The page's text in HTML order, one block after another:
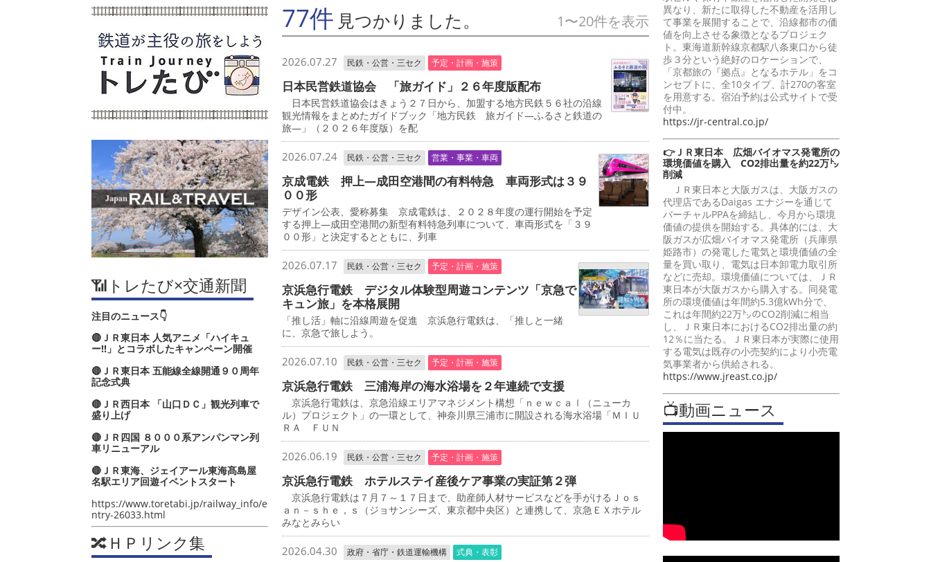
📶トレたび×交通新聞
注目のニュース👇
🔴ＪＲ東日本 人気アニメ「ハイキュ
ー‼」とコラボしたキャンペーン開催
🔴ＪＲ東日本 五能線全線開通９０周年
記念式典
🔴ＪＲ西日本 「山口ＤＣ」観光列車で
盛り上げ
🔴ＪＲ四国 ８０００系アンパンマン列
車リニューアル
🔴ＪＲ東海、ジェイアール東海髙島屋
名駅エリア回遊イベントスタート
https://www.toretabi.jp/railway_info/e
ntry-26033.html
🔀ＨＰリンク集
77件 見つかりました。 1〜20件を表示
2026.07.27 民鉄・公営・三セク 予定・計画・施策
日本民営鉄道協会 「旅ガイド」２６年度版配布
日本民営鉄道協会はきょう２７日から、加盟する地方民鉄５６社の沿線
観光情報をまとめたガイドブック「地方民鉄 旅ガイド―ふるさと鉄道の
旅―」（２０２６年度版）を配
2026.07.24 民鉄・公営・三セク 営業・事業・車両
京成電鉄 押上―成田空港間の有料特急 車両形式は３９
００形
デザイン公表、愛称募集 京成電鉄は、２０２８年度の運行開始を予定
する押上―成田空港間の新型有料特急列車について、車両形式を「３９
００形」と決定するとともに、列車
2026.07.17 民鉄・公営・三セク 予定・計画・施策
京浜急行電鉄 デジタル体験型周遊コンテンツ「京急で
キュン旅」を本格展開
「推し活」軸に沿線周遊を促進 京浜急行電鉄は、「推しと一緒
に、京急で旅しよう。
2026.07.10 民鉄・公営・三セク 予定・計画・施策
京浜急行電鉄 三浦海岸の海水浴場を２年連続で支援
京浜急行電鉄は、京急沿線エリアマネジメント構想「ｎｅｗｃａｌ（ニューカ
ル）プロジェクト」の一環として、神奈川県三浦市に開設される海水浴場「ＭＩＵ
ＲＡ ＦＵＮ
2026.06.19 民鉄・公営・三セク 予定・計画・施策
京浜急行電鉄 ホテルステイ産後ケア事業の実証第２弾
京浜急行電鉄は７月７～１７日まで、助産師人材サービスなどを手がけるＪｏｓ
ａｎ－ｓｈｅ，ｓ（ジョサンシーズ、東京都中央区）と連携して、京急ＥＸホテル
みなとみらい
2026.04.30 政府・省庁・鉄道運輸機構 式典・表彰
異なり、新たに取得した不動産を活用し
て事業を展開することで、沿線都市の価
値を向上させる象徴となるプロジェク
ト。東海道新幹線京都駅八条東口から徒
歩３分という絶好のロケーションで、
「京都旅の『拠点』となるホテル」をコ
ンセプトに、全10タイプ、計270の客室
を用意する。宿泊予約は公式サイトで受
付中。
https://jr-central.co.jp/
👉ＪＲ東日本 広畑バイオマス発電所の
環境価値を購入 CO2排出量を約22万㌧
削減
ＪＲ東日本と大阪ガスは、大阪ガスの
代理店であるDaigas エナジーを通じて
バーチャルPPAを締結し、今月から環境
価値の提供を開始する。具体的には、大
阪ガスが広畑バイオマス発電所（兵庫県
姫路市）の発電した電気と環境価値の全
量を買い取り、電気は日本卸電力取引所
などに売却。環境価値については、ＪＲ
東日本が大阪ガスから購入する。同発電
所の環境価値は年間約5.3億kWh分で、
これは年間約22万㌧のCO2削減に相当
し、ＪＲ東日本におけるCO2排出量の約
12％に当たる。ＪＲ東日本が実際に使用
する電気は既存の小売契約により小売電
気事業者から供給される。
https://www.jreast.co.jp/
📺動画ニュース